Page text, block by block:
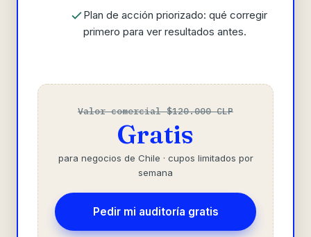
Plan de acción priorizado: qué corregir
primero para ver resultados antes.
Valor comercial $120.000 CLP
Gratis
para negocios de Chile · cupos limitados por
semana
Pedir mi auditoría gratis